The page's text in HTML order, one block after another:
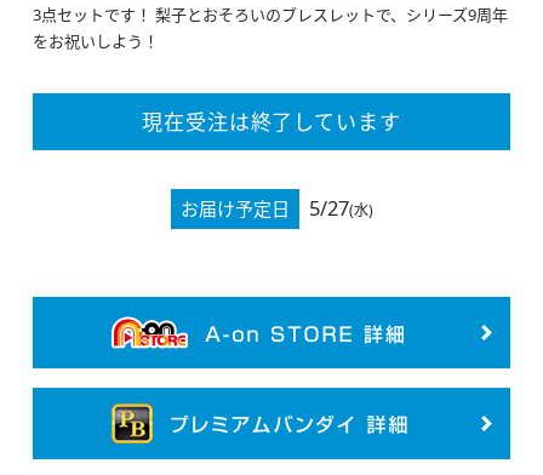
3点セットです！ 梨子とおそろいのブレスレットで、シリーズ9周年
をお祝いしよう！
現在受注は終了しています
お届け予定日 5/27(水)